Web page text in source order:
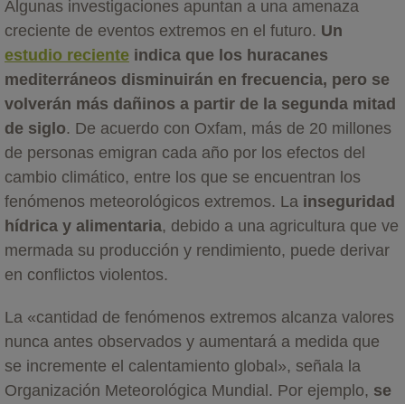
Algunas investigaciones apuntan a una amenaza
creciente de eventos extremos en el futuro. Un
estudio reciente indica que los huracanes
mediterráneos disminuirán en frecuencia, pero se
volverán más dañinos a partir de la segunda mitad
de siglo. De acuerdo con Oxfam, más de 20 millones
de personas emigran cada año por los efectos del
cambio climático, entre los que se encuentran los
fenómenos meteorológicos extremos. La inseguridad
hídrica y alimentaria, debido a una agricultura que ve
mermada su producción y rendimiento, puede derivar
en conflictos violentos.
La «cantidad de fenómenos extremos alcanza valores
nunca antes observados y aumentará a medida que
se incremente el calentamiento global», señala la
Organización Meteorológica Mundial. Por ejemplo, se